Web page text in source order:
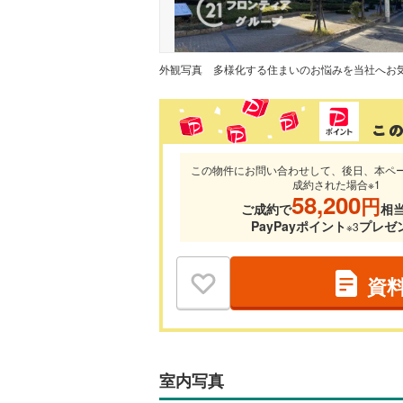
外観写真
この物件にお問い合わせして、後日、本ペ
成約された場合※1
ご成約で58,200円相
PayPayポイント※3プレゼ
資
室内写真